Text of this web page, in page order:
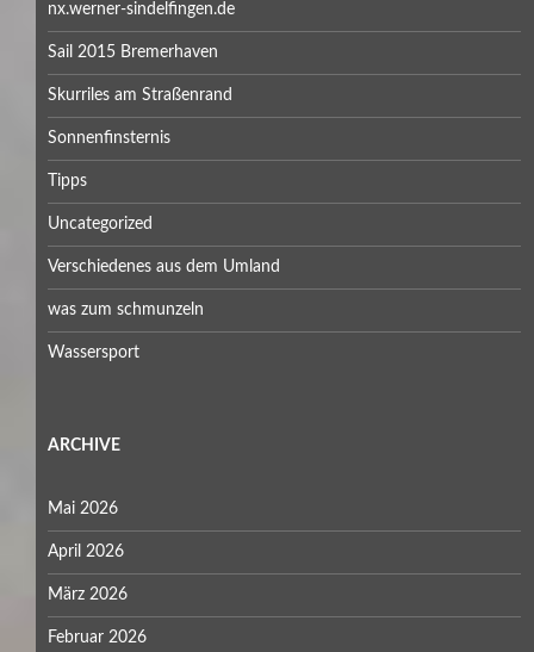
nx.werner-sindelfingen.de
Sail 2015 Bremerhaven
Skurriles am Straßenrand
Sonnenfinsternis
Tipps
Uncategorized
Verschiedenes aus dem Umland
was zum schmunzeln
Wassersport
ARCHIVE
Mai 2026
April 2026
März 2026
Februar 2026